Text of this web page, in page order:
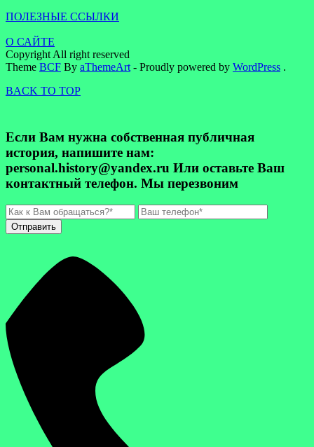
ПОЛЕЗНЫЕ ССЫЛКИ
О САЙТЕ
Copyright All right reserved
Theme BCF By aThemeArt - Proudly powered by WordPress .
BACK TO TOP
Если Вам нужна собственная публичная
история, напишите нам:
personal.history@yandex.ru Или оставьте Ваш
контактный телефон. Мы перезвоним
Отправить